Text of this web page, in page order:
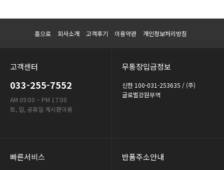
홈으로 회사소개 고객후기 이용약관 개인정보처리방침
고객센터
033-255-7552
AM 09:00 ~ PM 17:00
토, 일, 공휴일 게시판이용
무통장입금정보
신한 100-031-253635 / (주)
글로벌강원무역
빠른서비스 반품주소안내